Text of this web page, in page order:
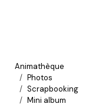
Animathèque
Photos
Scrapbooking
Mini album